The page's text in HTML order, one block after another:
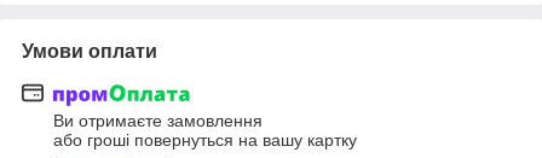
Умови оплати
Ви отримаєте замовлення
або гроші повернуться на вашу картку